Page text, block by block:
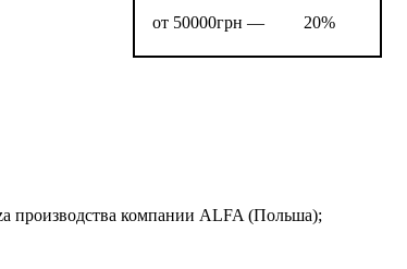
от 50000грн —
20%
производства компании ALFA (Польша);